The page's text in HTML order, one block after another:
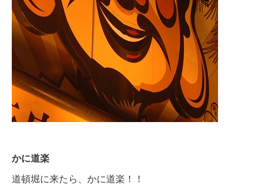
かに道楽
道頓堀に来たら、かに道楽！！